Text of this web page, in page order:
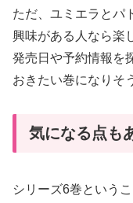
ただ、ユミエラとパ
興味がある人なら楽
発売日や予約情報を
おきたい巻になりそ
気になる点も
シリーズ6巻という